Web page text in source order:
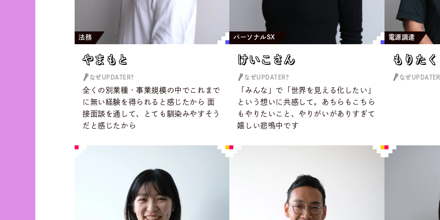
法務
やまもと
やまもと
なぜUPDATER?
全くの別業種・事業規模の中でこれまで
に無い経験を得られると感じたから 面
接面談を通して、とても馴染みやすそう
だと感じたから
パーソナルSX
けいこさん
けいこさん
なぜUPDATER?
「みんな」で「世界を見える化したい」
という想いに共感して。あちらもこちら
もやりたいこと、やりがいがありすぎて
嬉しい悲鳴中です
電源調達
もりたく
もりたく
なぜ